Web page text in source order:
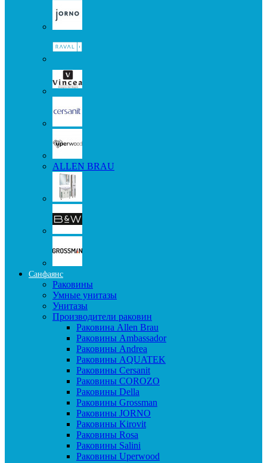
ALLEN BRAU
Санфаянс
Раковины
Умные унитазы
Унитазы
Производители раковин
Раковина Allen Brau
Раковины Ambassador
Раковины Andrea
Раковины AQUATEK
Раковины Cersanit
Раковины COROZO
Раковины Della
Раковины Grossman
Раковины JORNO
Раковины Kirovit
Раковины Rosa
Раковины Salini
Раковины Uperwood